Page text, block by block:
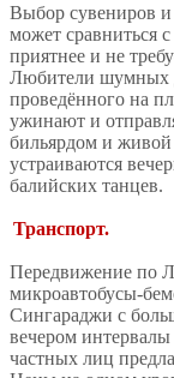
Выбор сувениров
может сравниться
приятнее и не
Любители шумных
проведённого на
ужинают и
бильярдом и живой
устраиваются
балийских танцев.
Транспорт.
Передвижение по
микроавтобусы-
Сингараджи с
вечером
частных лиц